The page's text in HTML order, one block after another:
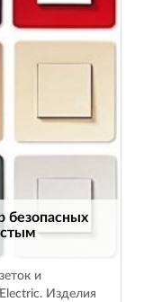
безопасных
и
Изделия